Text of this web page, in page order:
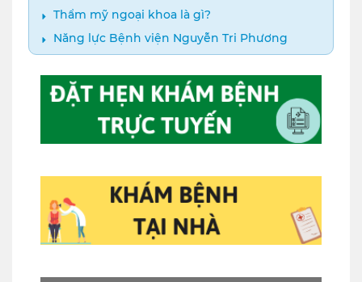
Thẩm mỹ ngoại khoa là gì?
Năng lực Bệnh viện Nguyễn Tri Phương